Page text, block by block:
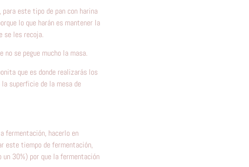
para este tipo de pan con harina
lo que harán es mantener la
se les recoja.
no se pegue mucho la masa.
que es donde realizarás los
superficie de la mesa de
fermentación, hacerlo en
este tiempo de fermentación,
un 30%) por que la fermentación